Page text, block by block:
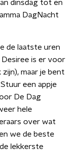
dinsdag tot en
DagNacht
de laatste uren
is er voor
maar je bent
een appje
De Dag
hele
over wat
we de beste
lekkerste